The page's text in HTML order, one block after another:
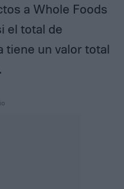
a Whole Foods
el total de
tiene un valor total